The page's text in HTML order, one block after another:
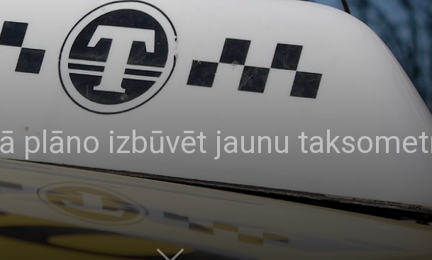
plāno izbūvēt jaunu